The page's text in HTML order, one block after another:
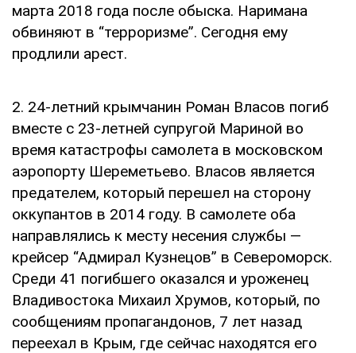
марта 2018 года после обыска. Наримана
обвиняют в “терроризме”. Сегодня ему
продлили арест.
2. 24-летний крымчанин Роман Власов погиб
вместе с 23-летней супругой Мариной во
время катастрофы самолета в московском
аэропорту Шереметьево. Власов является
предателем, который перешел на сторону
оккупантов в 2014 году. В самолете оба
направлялись к месту несения службы —
крейсер “Адмирал Кузнецов” в Североморск.
Среди 41 погибшего оказался и уроженец
Владивостока Михаил Хрумов, который, по
сообщениям пропагандонов, 7 лет назад
переехал в Крым, где сейчас находятся его